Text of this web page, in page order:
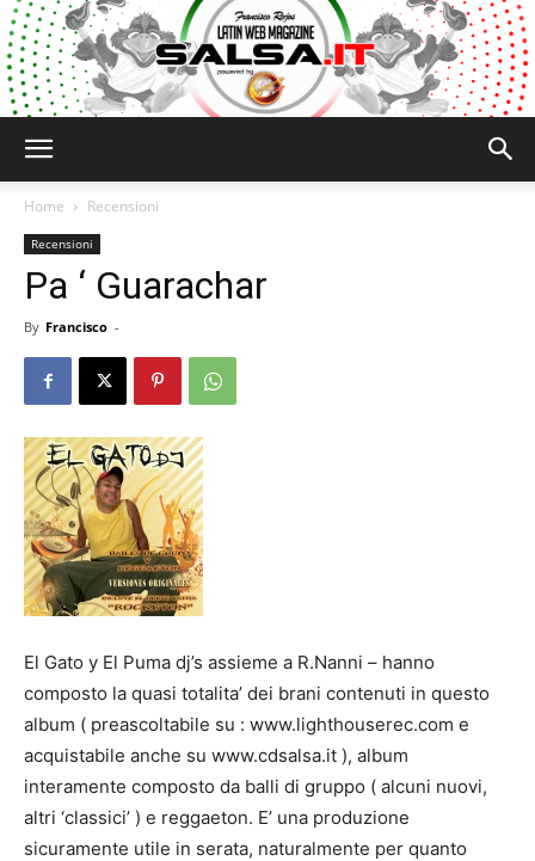
Home Recensioni
Recensioni
Pa ‘ Guarachar
By Francisco -
El Gato y El Puma dj’s assieme a R.Nanni – hanno
composto la quasi totalita’ dei brani contenuti in questo
album ( preascoltabile su : www.lighthouserec.com e
acquistabile anche su www.cdsalsa.it ), album
interamente composto da balli di gruppo ( alcuni nuovi,
altri ‘classici’ ) e reggaeton. E’ una produzione
sicuramente utile in serata, naturalmente per quanto